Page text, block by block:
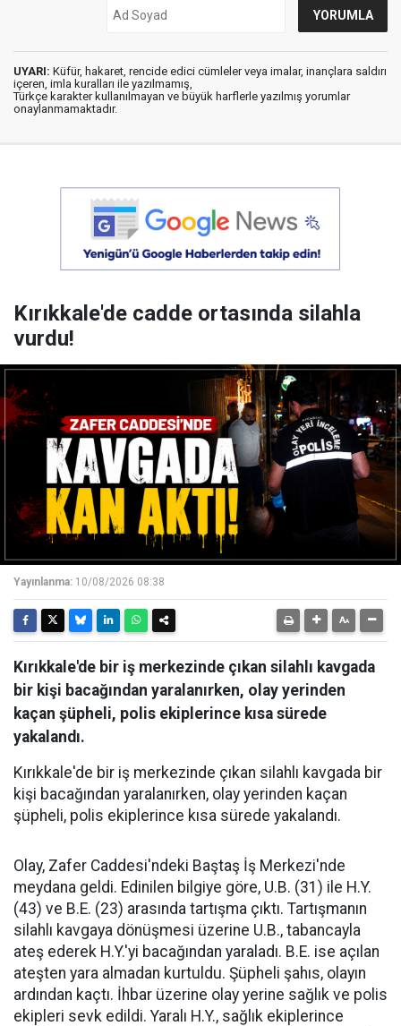
UYARI: Küfür, hakaret, rencide edici cümleler veya imalar, inançlara saldırı
içeren, imla kuralları ile yazılmamış,
Türkçe karakter kullanılmayan ve büyük harflerle yazılmış yorumlar
onaylanmamaktadır.
Kırıkkale'de cadde ortasında silahla
vurdu!
Yayınlanma: 10/08/2026 08:38
Kırıkkale'de bir iş merkezinde çıkan silahlı kavgada
bir kişi bacağından yaralanırken, olay yerinden
kaçan şüpheli, polis ekiplerince kısa sürede
yakalandı.
Kırıkkale'de bir iş merkezinde çıkan silahlı kavgada bir
kişi bacağından yaralanırken, olay yerinden kaçan
şüpheli, polis ekiplerince kısa sürede yakalandı.
Olay, Zafer Caddesi'ndeki Baştaş İş Merkezi'nde
meydana geldi. Edinilen bilgiye göre, U.B. (31) ile H.Y.
(43) ve B.E. (23) arasında tartışma çıktı. Tartışmanın
silahlı kavgaya dönüşmesi üzerine U.B., tabancayla
ateş ederek H.Y.'yi bacağından yaraladı. B.E. ise açılan
ateşten yara almadan kurtuldu. Şüpheli şahıs, olayın
ardından kaçtı. İhbar üzerine olay yerine sağlık ve polis
ekipleri sevk edildi. Yaralı H.Y., sağlık ekiplerince